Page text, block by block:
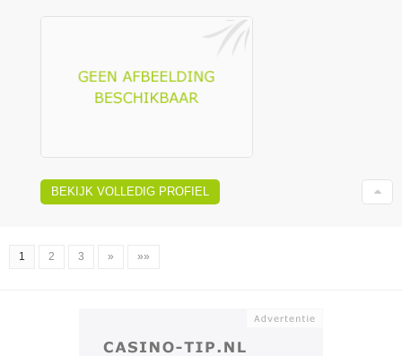
BEKIJK VOLLEDIG PROFIEL
1 2 3 » »»